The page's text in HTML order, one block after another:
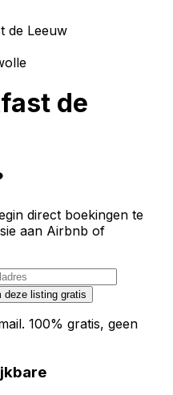
de Leeuw
de
direct boekingen te
aan Airbnb of
deze listing gratis
100% gratis, geen